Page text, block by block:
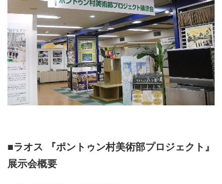
■ラオス 『ポントゥン村美術部プロジェクト』
展示会概要